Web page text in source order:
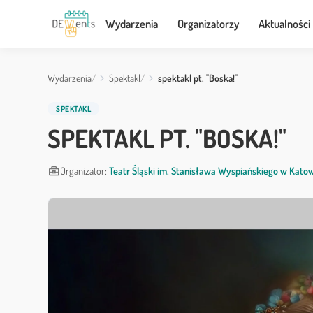
Wydarzenia Organizatorzy Aktualności
Wydarzenia Spektakl spektakl pt. "Boska!"
SPEKTAKL
SPEKTAKL PT. "BOSKA!"
business_centerOrganizator: Teatr Śląski im. Stanisława Wyspiańskiego w